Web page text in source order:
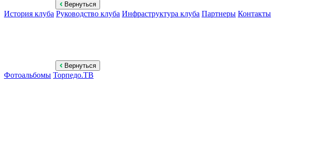
Вернуться
История клуба Руководство клуба Инфраструктура клуба Партнеры Контакты
Вернуться
Фотоальбомы Торпедо.ТВ